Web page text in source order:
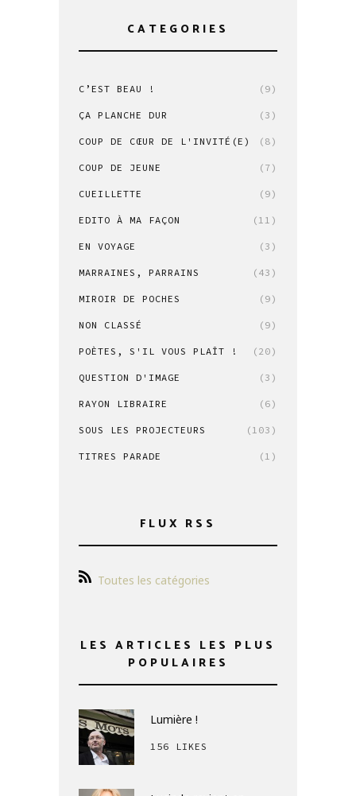
CATEGORIES
C’EST BEAU ! (9)
ÇA PLANCHE DUR (3)
COUP DE CŒUR DE L'INVITÉ(E) (8)
COUP DE JEUNE (7)
CUEILLETTE (9)
EDITO À MA FAÇON (11)
EN VOYAGE (3)
MARRAINES, PARRAINS (43)
MIROIR DE POCHES (9)
NON CLASSÉ (9)
POÈTES, S'IL VOUS PLAÎT ! (20)
QUESTION D'IMAGE (3)
RAYON LIBRAIRE (6)
SOUS LES PROJECTEURS (103)
TITRES PARADE (1)
FLUX RSS
Toutes les catégories
LES ARTICLES LES PLUS
POPULAIRES
Lumière !
156 LIKES